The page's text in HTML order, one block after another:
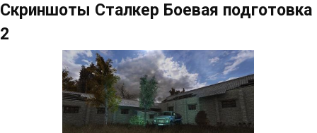
Скриншоты Сталкер Боевая подготовка
2